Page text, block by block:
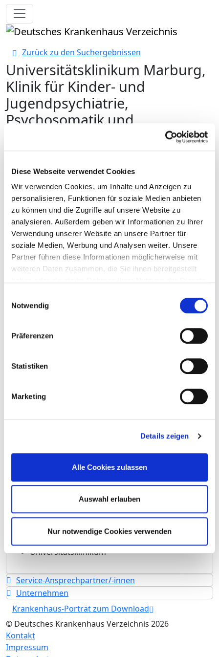
Diese Webseite verwendet Cookies
Wir verwenden Cookies, um Inhalte und Anzeigen zu
personalisieren, Funktionen für soziale Medien anbieten
zu können und die Zugriffe auf unsere Website zu
analysieren. Außerdem geben wir Informationen zu Ihrer
Verwendung unserer Website an unsere Partner für
soziale Medien, Werbung und Analysen weiter. Unsere
Partner führen diese Informationen möglicherweise mit
weiteren Daten zusammen, die Sie ihnen bereitgestellt
Notwendig
Präferenzen
Statistiken
Marketing
Details zeigen
Alle Cookies zulassen
Auswahl erlauben
Nur notwendige Cookies verwenden
Toggle navigation
Zurück zu den Suchergebnissen
Universitätsklinikum Marburg,
Klinik für Kinder- und
Jugendpsychiatrie,
Psychosomatik und
Psychotherapie, Tagesklinik
Butzbach
35510 Butzbach
Mail:ed.mg-ku@rm.hcabztub-znalubma-pjk
Anfahrt
Ambulante Fallzahl: 2.133
Gießen und Marburg GmbH
Art des Trägers: privat
Universitätsklinikum
Service-Ansprechpartner/-innen
Unternehmen
Krankenhaus-Porträt zum Download
© Deutsches Krankenhaus Verzeichnis 2026
Kontakt
Impressum